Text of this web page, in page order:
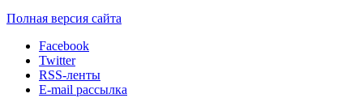
Полная версия сайта
Facebook
Twitter
RSS-ленты
E-mail рассылка